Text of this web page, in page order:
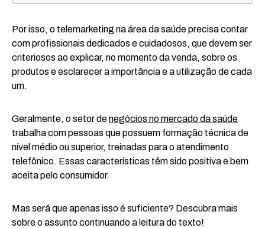
Por isso, o telemarketing na área da saúde precisa contar
com profissionais dedicados e cuidadosos, que devem ser
criteriosos ao explicar, no momento da venda, sobre os
produtos e esclarecer a importância e a utilização de cada
um.
Geralmente, o setor denegócios no mercado da saúde
trabalha com pessoas que possuem formação técnica de
nível médio ou superior, treinadas para o atendimento
telefônico. Essas características têm sido positiva e bem
aceita pelo consumidor.
Mas será que apenas isso é suficiente? Descubra mais
sobre o assunto continuando a leitura do texto!